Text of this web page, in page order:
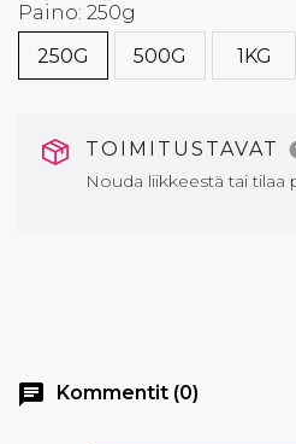
Paino: 250g
250G
500G 1KG
TOIMITUSTAVAT
Nouda liikkeestä tai tilaa
chat Kommentit (0)